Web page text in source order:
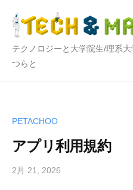
テ
ク
ジ
と
大
テクノロジーと大学院生/理系
つらと
PETACHOO
アプリ利用規約
2月 21, 2026
ク
ノ
ロ
生